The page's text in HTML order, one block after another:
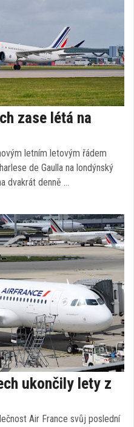
zase létá na
letním letovým řádem
de Gaulla na londýnský
dvakrát denně …
ukončily lety z
Air France svůj poslední